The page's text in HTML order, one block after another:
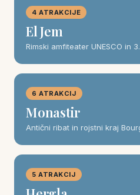
4 ATRAKCIJE
El Jem
Rimski amfiteater UNESCO in
6 ATRAKCIJ
Monastir
Antični ribat in rojstni kraj
5 ATRAKCIJ